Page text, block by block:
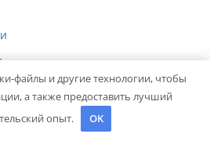
файлы и другие технологии, чтобы
а также предоставить лучший
опыт.
OK